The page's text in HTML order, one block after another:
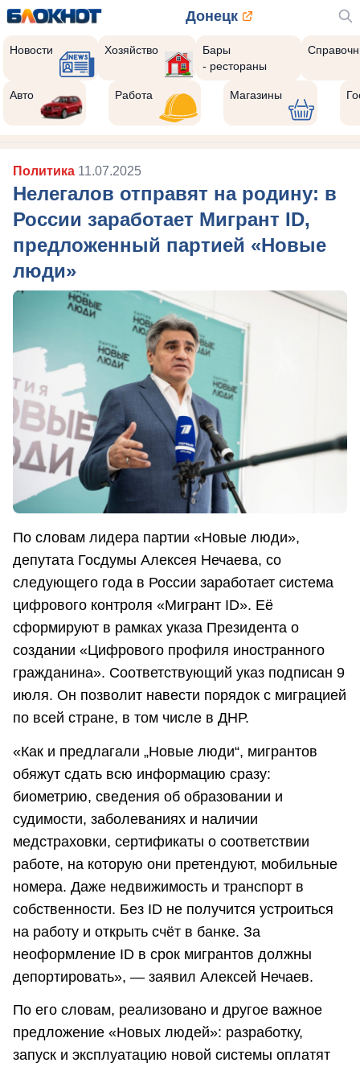
Донецк
Новости Хозяйство
Бары
- рестораны
Авто Работа Магазины
Политика 11.07.2025
Нелегалов отправят на родину: в
России заработает Мигрант ID,
предложенный партией «Новые
люди»
По словам лидера партии «Новые люди»,
депутата Госдумы Алексея Нечаева, со
следующего года в России заработает система
цифрового контроля «Мигрант ID». Её
сформируют в рамках указа Президента о
создании «Цифрового профиля иностранного
гражданина». Соответствующий указ подписан 9
июля. Он позволит навести порядок с миграцией
по всей стране, в том числе в ДНР.
«Как и предлагали „Новые люди“, мигрантов
обяжут сдать всю информацию сразу:
биометрию, сведения об образовании и
судимости, заболеваниях и наличии
медстраховки, сертификаты о соответствии
работе, на которую они претендуют, мобильные
номера. Даже недвижимость и транспорт в
собственности. Без ID не получится устроиться
на работу и открыть счёт в банке. За
неоформление ID в срок мигрантов должны
депортировать», — заявил Алексей Нечаев.
По его словам, реализовано и другое важное
предложение «Новых людей»: разработку,
запуск и эксплуатацию новой системы оплатят